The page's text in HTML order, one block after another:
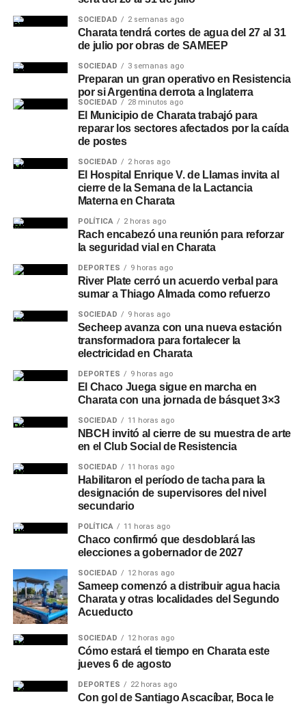
SOCIEDAD 2 semanas ago
Charata tendrá cortes de agua del 27 al 31
de julio por obras de SAMEEP
SOCIEDAD 3 semanas ago
Preparan un gran operativo en Resistencia
por si Argentina derrota a Inglaterra
SOCIEDAD 28 minutos ago
El Municipio de Charata trabajó para
reparar los sectores afectados por la caída
de postes
SOCIEDAD 2 horas ago
El Hospital Enrique V. de Llamas invita al
cierre de la Semana de la Lactancia
Materna en Charata
POLÍTICA 2 horas ago
Rach encabezó una reunión para reforzar
la seguridad vial en Charata
DEPORTES 9 horas ago
River Plate cerró un acuerdo verbal para
sumar a Thiago Almada como refuerzo
SOCIEDAD 9 horas ago
Secheep avanza con una nueva estación
transformadora para fortalecer la
electricidad en Charata
DEPORTES 9 horas ago
El Chaco Juega sigue en marcha en
Charata con una jornada de básquet 3×3
SOCIEDAD 11 horas ago
NBCH invitó al cierre de su muestra de arte
en el Club Social de Resistencia
SOCIEDAD 11 horas ago
Habilitaron el período de tacha para la
designación de supervisores del nivel
secundario
POLÍTICA 11 horas ago
Chaco confirmó que desdoblará las
elecciones a gobernador de 2027
SOCIEDAD 12 horas ago
Sameep comenzó a distribuir agua hacia
Charata y otras localidades del Segundo
Acueducto
SOCIEDAD 12 horas ago
Cómo estará el tiempo en Charata este
jueves 6 de agosto
DEPORTES 22 horas ago
Con gol de Santiago Ascacíbar, Boca le